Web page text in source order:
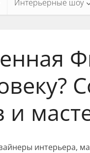
Интерьерные шоу
и
интерьера,